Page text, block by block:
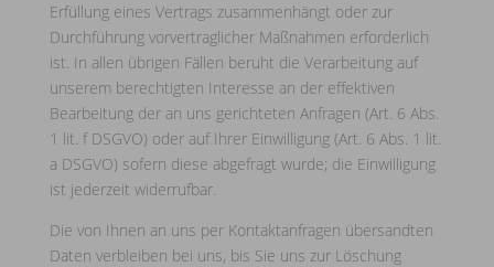
Erfüllung eines Vertrags zusammenhängt oder zur
Durchführung vorvertraglicher Maßnahmen erforderlich
ist. In allen übrigen Fällen beruht die Verarbeitung auf
unserem berechtigten Interesse an der effektiven
Bearbeitung der an uns gerichteten Anfragen (Art. 6 Abs.
1 lit. f DSGVO) oder auf Ihrer Einwilligung (Art. 6 Abs. 1 lit.
a DSGVO) sofern diese abgefragt wurde; die Einwilligung
ist jederzeit widerrufbar.
Die von Ihnen an uns per Kontaktanfragen übersandten
Daten verbleiben bei uns, bis Sie uns zur Löschung